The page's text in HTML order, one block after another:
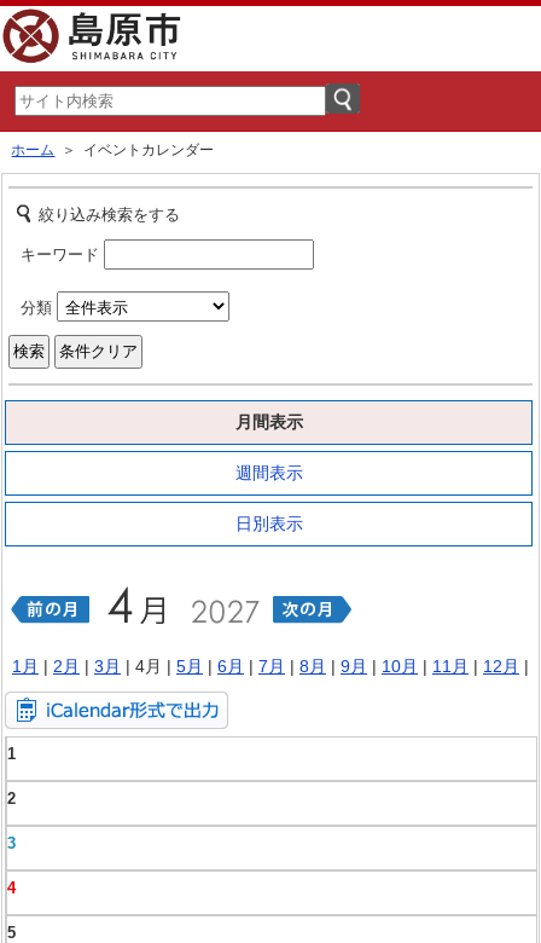
ホーム ＞ イベントカレンダー
絞り込み検索をする
キーワード
分類
月間表示
週間表示
日別表示
1月 | 2月 | 3月 | 4月 | 5月 | 6月 | 7月 | 8月 | 9月 | 10月 | 11月 | 12月 |
1
2
3
4
5